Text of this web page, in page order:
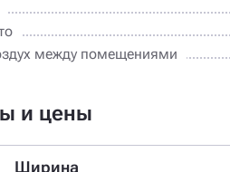
между помещениями
и цены
Ширина